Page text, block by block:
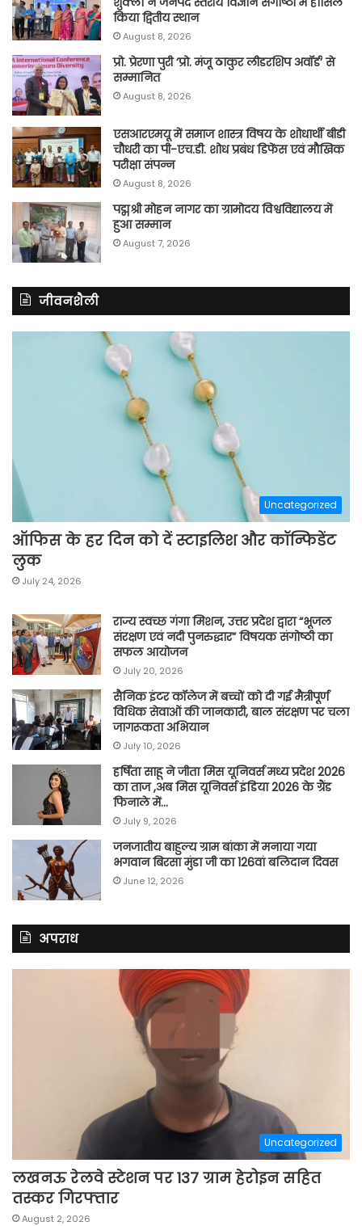
किया द्वितीय स्थान
August 8, 2026
प्रो. प्रेरणा पुरी ‘प्रो. मंजू ठाकुर लीडरशिप अवॉर्ड’ से
सम्मानित
August 8, 2026
एसआरएमयू में समाज शास्त्र विषय के शोधार्थी बीडी
चौधरी का पी-एच.डी. शोध प्रबंध डिफेंस एवं मौखिक
परीक्षा संपन्न
August 8, 2026
पद्मश्री मोहन नागर का ग्रामोदय विश्वविद्यालय में
हुआ सम्मान
August 7, 2026
जीवनशैली
Uncategorized
ऑफिस के हर दिन को दें स्टाइलिश और कॉन्फिडेंट
लुक
July 24, 2026
राज्य स्वच्छ गंगा मिशन, उत्तर प्रदेश द्वारा “भूजल
संरक्षण एवं नदी पुनरुद्धार” विषयक संगोष्ठी का
सफल आयोजन
July 20, 2026
सैनिक इंटर कॉलेज में बच्चों को दी गई मैत्रीपूर्ण
विधिक सेवाओं की जानकारी, बाल संरक्षण पर चला
जागरूकता अभियान
July 10, 2026
हर्षिता साहू ने जीता मिस यूनिवर्स मध्य प्रदेश 2026
का ताज ,अब मिस यूनिवर्स इंडिया 2026 के ग्रैंड
फिनाले में…
July 9, 2026
जनजातीय बाहुल्य ग्राम बांका में मनाया गया
भगवान बिरसा मुंडा जी का 126वां बलिदान दिवस
June 12, 2026
अपराध
Uncategorized
लखनऊ रेलवे स्टेशन पर 137 ग्राम हेरोइन सहित
तस्कर गिरफ्तार
August 2, 2026